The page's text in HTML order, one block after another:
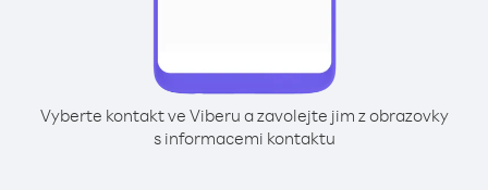
Vyberte kontakt ve Viberu a zavolejte jim z obrazovky
s informacemi kontaktu